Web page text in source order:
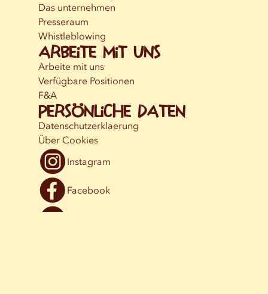
Das unternehmen
Presseraum
Whistleblowing
Arbeite mit uns
Arbeite mit uns
Verfügbare Positionen
F&A
Persönliche Daten
Datenschutzerklaerung
Über Cookies
Instagram
Facebook